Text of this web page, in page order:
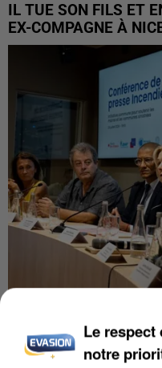
IL TUE SON FILS ET
EX-COMPAGNE À
INCENDIES : L’ÎLE-
DE SOLIDARITÉLe respect
notre